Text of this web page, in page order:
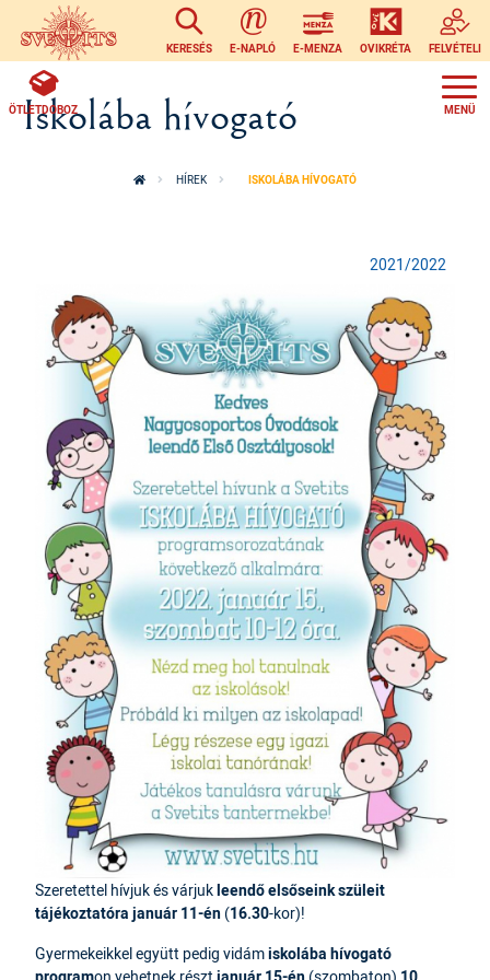
Ugrás a tartalomra
KERESÉS E-NAPLÓ E-MENZA OVIKRÉTA FELVÉTELI
ÖTLETDOBOZ
Iskolába hívogató
HÍREK ISKOLÁBA HÍVOGATÓ
2021/2022
Szeretettel hívjuk és várjukleendő elsőseink szüleit
tájékoztatóra január 11-én (16.30-kor)!
Gyermekeikkel együtt pedig vidámiskolába hívogató